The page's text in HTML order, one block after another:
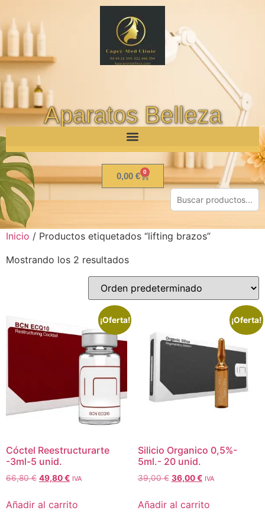
Aparatos Belleza
0,00 € 0
Inicio / Productos etiquetados “lifting brazos”
Mostrando los 2 resultados
¡Oferta!
Cóctel Reestructurarte
-3ml-5 unid.
66,80€ 49,80€ IVA
Añadir al carrito
¡Oferta!
Silicio Organico 0,5%-
5ml.- 20 unid.
39,00€ 36,00€ IVA
Añadir al carrito